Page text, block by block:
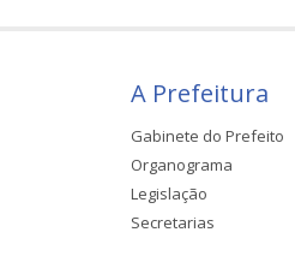
A Prefeitura
Gabinete do Prefeito
Organograma
Legislação
Secretarias